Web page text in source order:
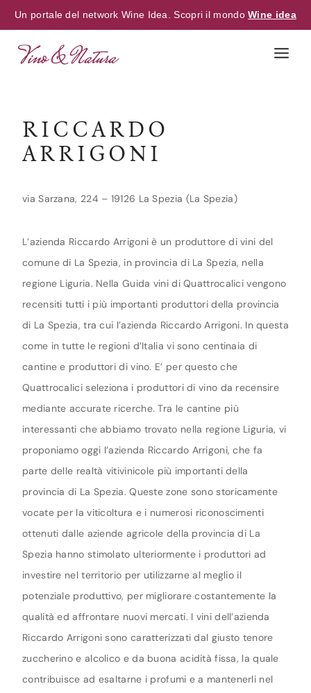
Un portale del network Wine Idea. Scopri il mondoWine idea
RICCARDO
ARRIGONI
via Sarzana, 224 – 19126 La Spezia (La Spezia)
L’azienda Riccardo Arrigoni è un produttore di vini del
comune di La Spezia, in provincia di La Spezia, nella
regione Liguria. Nella Guida vini di Quattrocalici vengono
recensiti tutti i più importanti produttori della provincia
di La Spezia, tra cui l’azienda Riccardo Arrigoni. In questa
come in tutte le regioni d’Italia vi sono centinaia di
cantine e produttori di vino. E’ per questo che
Quattrocalici seleziona i produttori di vino da recensire
mediante accurate ricerche. Tra le cantine più
interessanti che abbiamo trovato nella regione Liguria, vi
proponiamo oggi l’azienda Riccardo Arrigoni, che fa
parte delle realtà vitivinicole più importanti della
provincia di La Spezia. Queste zone sono storicamente
vocate per la viticoltura e i numerosi riconoscimenti
ottenuti dalle aziende agricole della provincia di La
Spezia hanno stimolato ulteriormente i produttori ad
investire nel territorio per utilizzarne al meglio il
potenziale produttivo, per migliorare costantemente la
qualità ed affrontare nuovi mercati. I vini dell’azienda
Riccardo Arrigoni sono caratterizzati dal giusto tenore
zuccherino e alcolico e da buona acidità fissa, la quale
contribuisce ad esaltarne i profumi e a mantenerli nel